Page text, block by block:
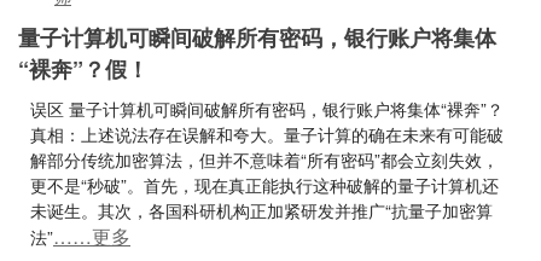
量子计算机可瞬间破解所有密码，银行账户将集体
“裸奔”？假！
误区 量子计算机可瞬间破解所有密码，银行账户将集体“裸奔”？
真相：上述说法存在误解和夸大。量子计算的确在未来有可能破
解部分传统加密算法，但并不意味着“所有密码”都会立刻失效，
更不是“秒破”。首先，现在真正能执行这种破解的量子计算机还
未诞生。其次，各国科研机构正加紧研发并推广“抗量子加密算
法”……更多